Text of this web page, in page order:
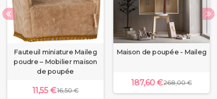
Fauteuil miniature Maileg
poudre – Mobilier maison
de poupée
11,55 €16,50 €
Maison de poupée - Maileg
187,60 €268,00 €